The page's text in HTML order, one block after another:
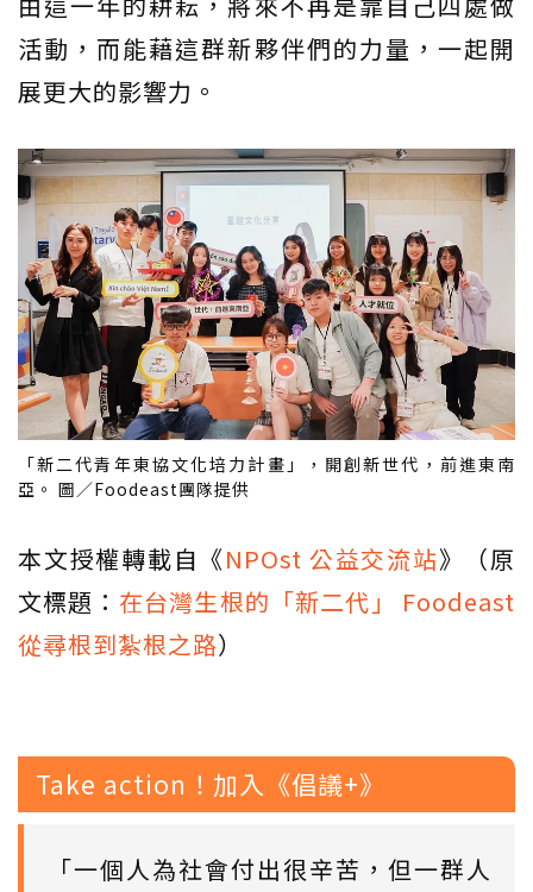
活動，而能藉這群新夥伴們的力量，一起開
展更大的影響力。
「新二代青年東協文化培力計畫」，開創新世代，前進東南
亞。 圖／Foodeast團隊提供
本文授權轉載自《NPOst 公益交流站》（原
文標題： 在台灣生根的「新二代」 Foodeast
從尋根到紮根之路）
Take action！加入《倡議+》
「一個人為社會付出很辛苦，但一群人